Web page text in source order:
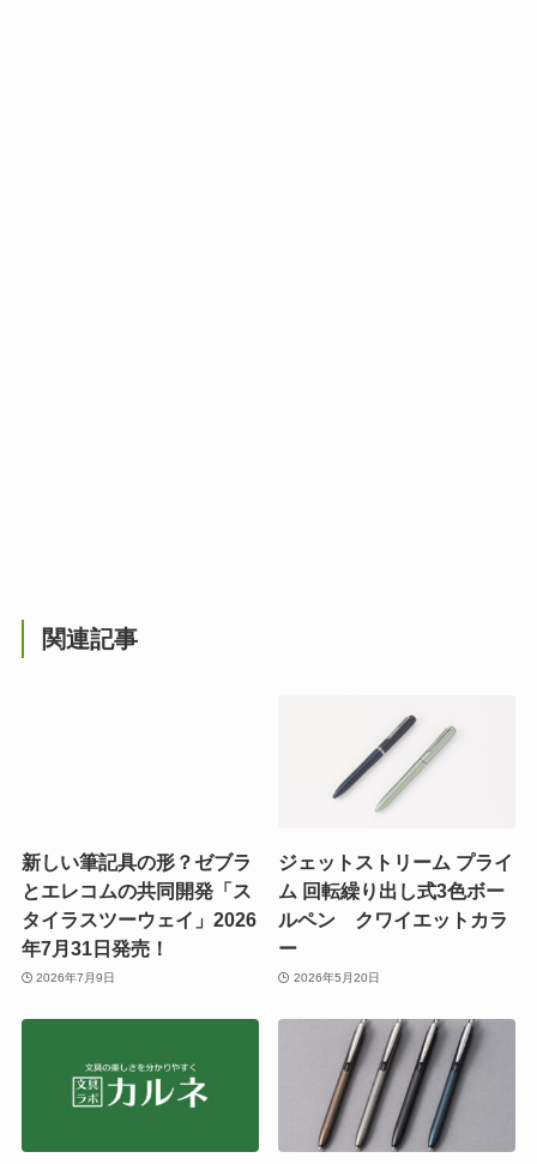
関連記事
新しい筆記具の形？ゼブラ
とエレコムの共同開発「ス
タイラスツーウェイ」2026
年7月31日発売！
2026年7月9日
ジェットストリーム プライ
ム 回転繰り出し式3色ボー
ルペン クワイエットカラ
ー
2026年5月20日